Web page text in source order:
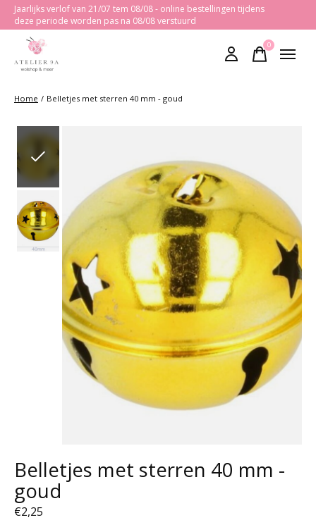
Jaarlijks verlof van 21/07 tem 08/08 - online bestellingen tijdens
deze periode worden pas na 08/08 verstuurd
0items
Home / Belletjes met sterren 40 mm - goud
Belletjes met sterren 40 mm -
goud
€2,25